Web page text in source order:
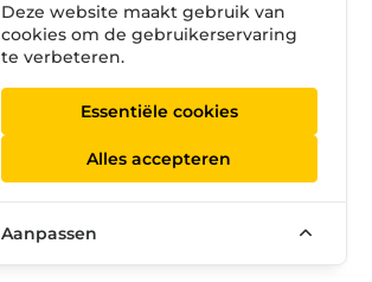
Deze website maakt gebruik van
cookies om de gebruikerservaring
te verbeteren.
Essentiële cookies
Alles accepteren
Aanpassen